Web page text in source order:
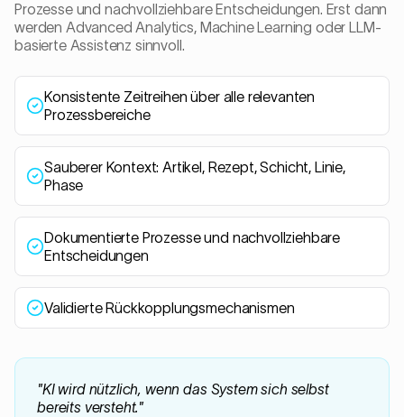
Prozesse und nachvollziehbare Entscheidungen. Erst dann
werden Advanced Analytics, Machine Learning oder LLM-
basierte Assistenz sinnvoll.
Konsistente Zeitreihen über alle relevanten
Prozessbereiche
Sauberer Kontext: Artikel, Rezept, Schicht, Linie,
Phase
Dokumentierte Prozesse und nachvollziehbare
Entscheidungen
Validierte Rückkopplungsmechanismen
"KI wird nützlich, wenn das System sich selbst
bereits versteht."